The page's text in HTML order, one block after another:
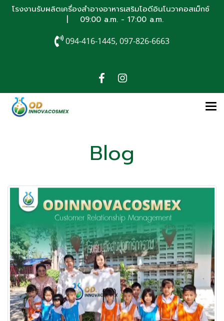
โรงงานรับผลิตเครื่องสำอางอาหารเสริมโอดีอินโนวาคอสเม็กซ์
| 09:00 a.m. - 17:00 a.m.
094-416-1445, 097-826-6663
Blog